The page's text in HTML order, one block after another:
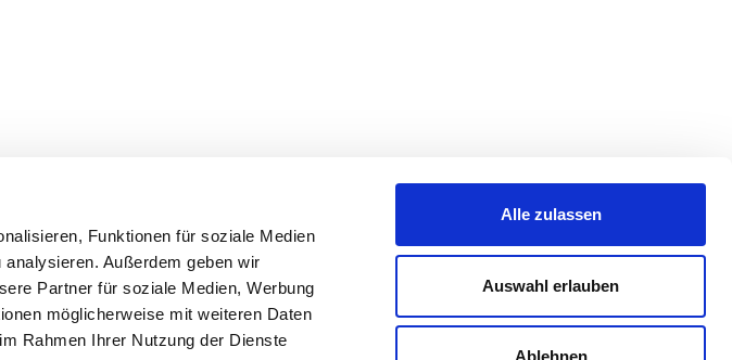
Funktionen für soziale Medien
Außerdem geben wir
Partner für soziale Medien, Werbung
möglicherweise mit weiteren Daten
Rahmen Ihrer Nutzung der Dienste
Alle zulassen
Auswahl erlauben
Ablehnen